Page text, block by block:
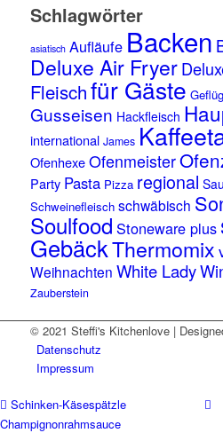
Schlagwörter
asiatisch Aufläufe Backen
Deluxe Air Fryer
Fleischfür Gäste
Gusseisen Hackfleisch
international James
Ofenhexe Ofenmeister
Party Pasta Pizza regional
Schweinefleisch schwäbisch
Soulfood Stoneware plus
GebäckThermomix
Weihnachten White Lady
Zauberstein
© 2021 Steffi's Kitchenlove |
Datenschutz
Impressum
Schinken-Käsespätzle
Champignonrahmsauce